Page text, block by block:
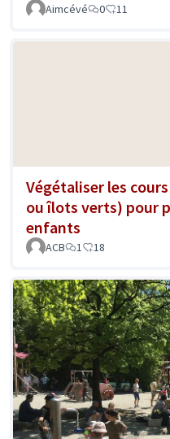
Aimcévé
0 11
Végétaliser les
ou îlots verts) pour
enfants
ACB 1 18